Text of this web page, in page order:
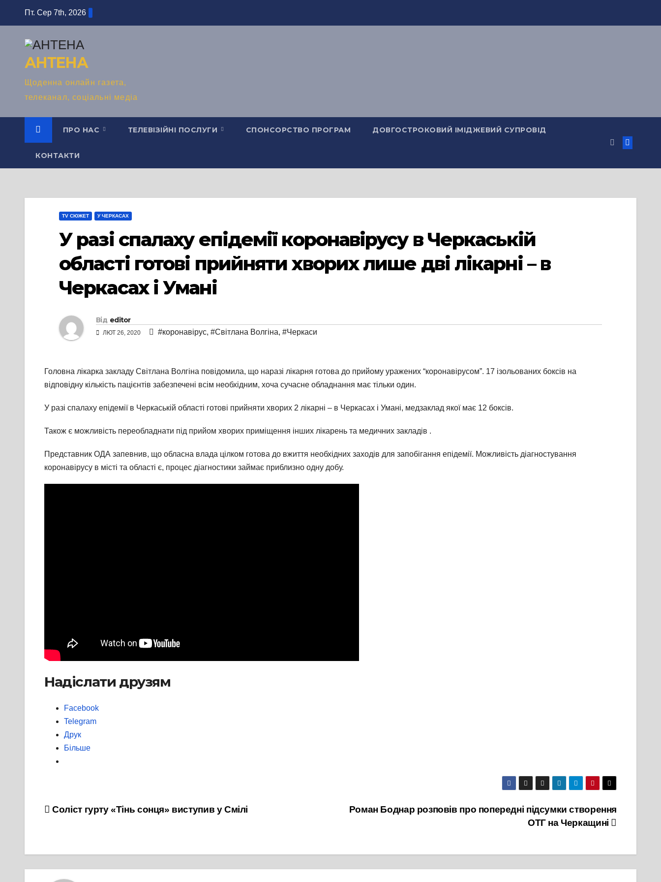
Пт. Сер 7th, 2026
АНТЕНА
Щоденна онлайн газета,
телеканал, соціальні медіа
ПРО НАС ТЕЛЕВІЗІЙНІ ПОСЛУГИ СПОНСОРСТВО ПРОГРАМ ДОВГОСТРОКОВИЙ ІМІДЖЕВИЙ СУПРОВІД
КОНТАКТИ
TV СЮЖЕТ У ЧЕРКАСАХ
У разі спалаху епідемії коронавірусу в Черкаській
області готові прийняти хворих лише дві лікарні – в
Черкасах і Умані
Від editor
ЛЮТ 26, 2020 #коронавірус, #Світлана Волгіна, #Черкаси
Головна лікарка закладу Світлана Волгіна повідомила, що наразі лікарня готова до прийому уражених “коронавірусом”. 17 ізольованих боксів на
відповідну кількість пацієнтів забезпечені всім необхідним, хоча сучасне обладнання має тільки один.
У разі спалаху епідемії в Черкаській області готові прийняти хворих 2 лікарні – в Черкасах і Умані, медзаклад якої має 12 боксів.
Також є можливість переобладнати під прийом хворих приміщення інших лікарень та медичних закладів .
Представник ОДА запевнив, що обласна влада цілком готова до вжиття необхідних заходів для запобігання епідемії. Можливість діагностування
коронавірусу в місті та області є, процес діагностики займає приблизно одну добу.
Надіслати друзям
Facebook
Telegram
Друк
Більше
Навігація
Роман Боднар розповів про попередні підсумки створення
ОТГ на Черкащині
Соліст гурту «Тінь сонця» виступив у Смілі